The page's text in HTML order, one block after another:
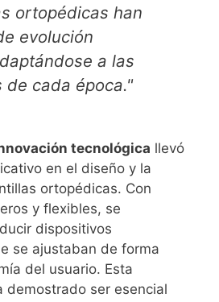
ortopédicas han
evolución
a las
de cada época."
tecnológica llevó
en el diseño y la
ortopédicas. Con
y flexibles, se
dispositivos
se ajustaban de forma
del usuario. Esta
demostrado ser esencial